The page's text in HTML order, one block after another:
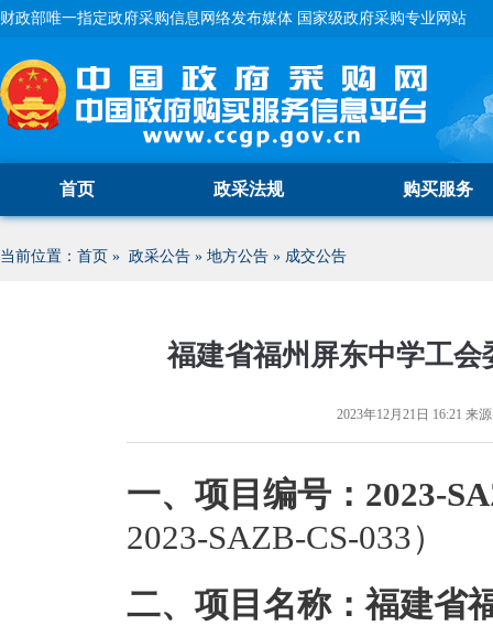
财政部唯一指定政府采购信息网络发布媒体 国家级政府采购专业网站
首页 政采法规 购买服务
当前位置： 首页 » 政采公告 » 地方公告 » 成交公告
福建省福州屏东中学工
2023年12月21日 16:21 来
一、项目编号：2023-
2023-SAZB-CS-033）
二、项目名称：福建省